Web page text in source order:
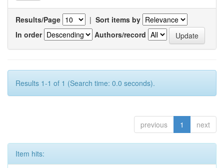
Results/Page | Sort items by
In order
Authors/record
Results 1-1 of 1 (Search time: 0.0 seconds).
previous 1 next
Item hits: